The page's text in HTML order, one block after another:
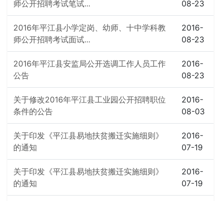
师公开招聘考试笔试...
08-23
2016年平江县小学定岗、幼师、十中学科教
师公开招聘考试面试...
2016-
08-23
2016年平江县安监局公开选调工作人员工作
公告
2016-
08-23
关于修改2016年平江县工业园公开招聘职位
条件的公告
2016-
08-03
关于印发《平江县易地扶贫搬迁实施细则》
的通知
2016-
07-19
关于印发《平江县易地扶贫搬迁实施细则》
的通知
2016-
07-19